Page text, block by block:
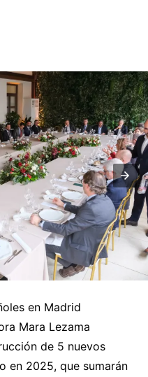
en Madrid
Mara Lezama
de 5 nuevos
en 2025, que sumarán